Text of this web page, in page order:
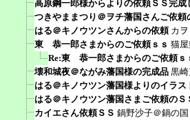
高原鋼一郎様からよりの依頼ＳＳ完成
つきやままつり＠ヲチ藩国さんご依頼
はる＠キノウツンさんからの依頼 カ
東 恭一郎さまからのご依頼ｓｓ 猫
Re:東 恭一郎さまからのご依頼ｓ
壊和城夜＠ながみ藩国様の完成品 黒
はる＠キノウツン藩国様よりのイラス
はる＠キノウツン藩国さまご依頼のＳ
カイエさん依頼ＳＳ 鍋野沙子＠鍋の国